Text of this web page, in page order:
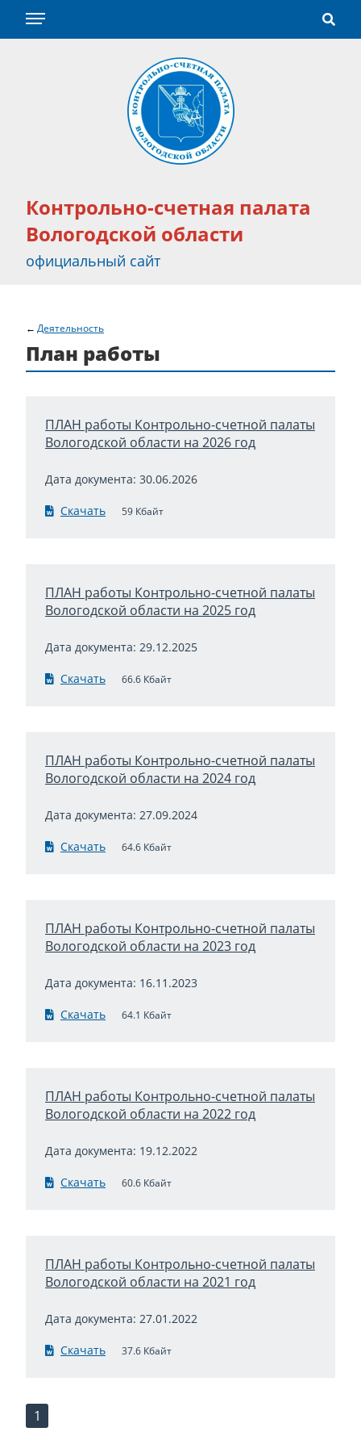
Контрольно-счетная палата
Вологодской области
официальный сайт
Деятельность
План работы
ПЛАН работы Контрольно-счетной палаты
Вологодской области на 2026 год
Дата документа: 30.06.2026
Скачать 59 Кбайт
ПЛАН работы Контрольно-счетной палаты
Вологодской области на 2025 год
Дата документа: 29.12.2025
Скачать 66.6 Кбайт
ПЛАН работы Контрольно-счетной палаты
Вологодской области на 2024 год
Дата документа: 27.09.2024
Скачать 64.6 Кбайт
ПЛАН работы Контрольно-счетной палаты
Вологодской области на 2023 год
Дата документа: 16.11.2023
Скачать 64.1 Кбайт
ПЛАН работы Контрольно-счетной палаты
Вологодской области на 2022 год
Дата документа: 19.12.2022
Скачать 60.6 Кбайт
ПЛАН работы Контрольно-счетной палаты
Вологодской области на 2021 год
Дата документа: 27.01.2022
Скачать 37.6 Кбайт
1